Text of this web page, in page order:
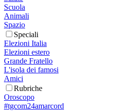
Scuola
Animali
Spazio
Speciali
Elezioni Italia
Elezioni estero
Grande Fratello
L'isola dei famosi
Amici
Rubriche
Oroscopo
#tgcom24amarcord